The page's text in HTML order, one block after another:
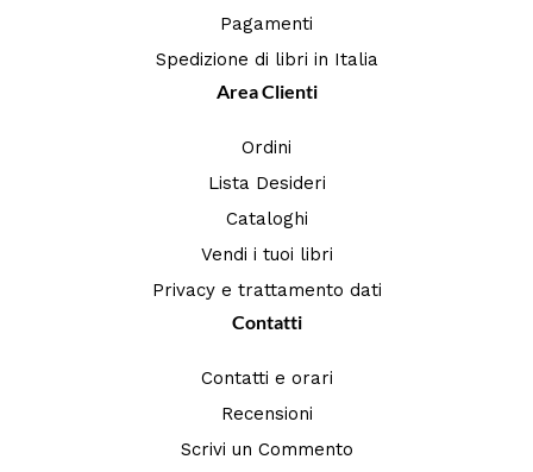
Pagamenti
Spedizione di libri in Italia
Area Clienti
Ordini
Lista Desideri
Cataloghi
Vendi i tuoi libri
Privacy e trattamento dati
Contatti
Contatti e orari
Recensioni
Scrivi un Commento